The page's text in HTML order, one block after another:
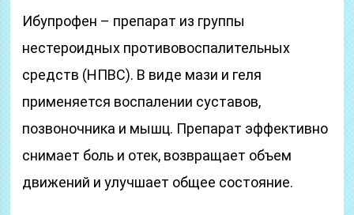
Ибупрофен – препарат из группы
нестероидных противовоспалительных
средств (НПВС). В виде мази и геля
применяется воспалении суставов,
позвоночника и мышц. Препарат эффективно
снимает боль и отек, возвращает объем
движений и улучшает общее состояние.